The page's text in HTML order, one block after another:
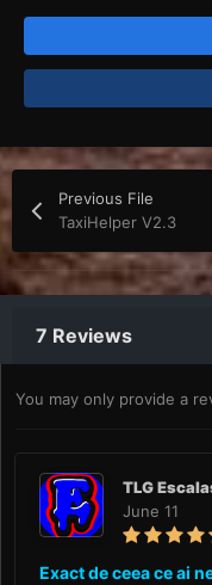
Previous File
TaxiHelper V2.3
7 Reviews
You may only provide a
TLG
June 11
Exact de ceea ce ai